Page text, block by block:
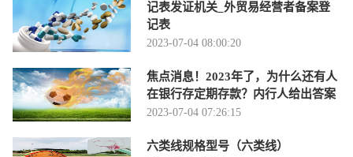
记表发证机关_外贸易经营者备案登
记表
2023-07-04 08:00:20
焦点消息！2023年了，为什么还有人
在银行存定期存款？内行人给出答案
2023-07-04 07:26:15
六类线规格型号（六类线）